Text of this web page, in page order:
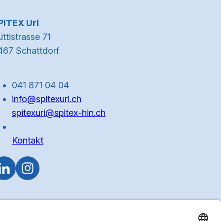
Uri
71
Schattdorf
041 871 04 04
info@spitexuri.ch
spitexuri@spitex-hin.ch
Kontakt